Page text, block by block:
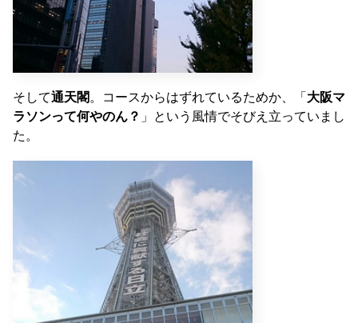
そして通天閣 。コースからはずれているためか、「 大阪マ
ラソンって何やのん？ 」という風情でそびえ立っていまし
た。